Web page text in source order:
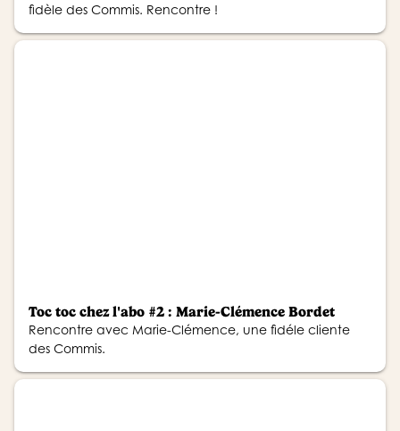
fidèle des Commis. Rencontre !
Toc toc chez l'abo #2 : Marie-Clémence Bordet
Rencontre avec Marie-Clémence, une fidéle cliente
des Commis.